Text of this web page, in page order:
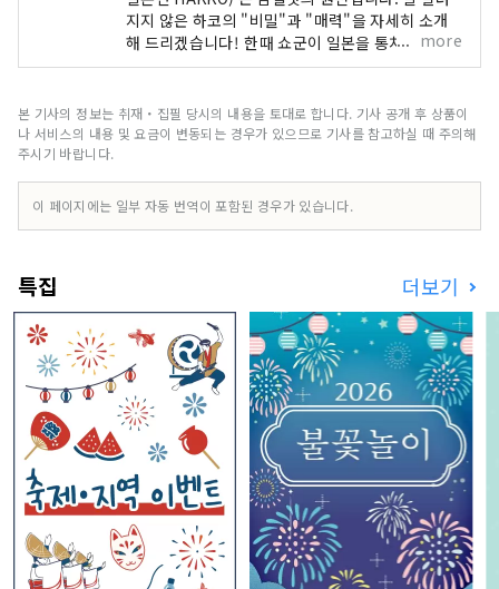
지지 않은 하코의 "비밀"과 "매력"을 자세히 소개
해 드리겠습니다! 한때 쇼군이 일본을 통치했던 나
고야 는 나고야 성과 지브리 공원으로 유명하지만,
부한 음식 문화의 보고입니다. ■ HAKKO 란 무엇
인가요? HAKKO 기술은 일본 요리의 맛을 결정짓
케 제조에도 중요한 역할을 합니다. ■ 나고야 는 어
떤 곳인가요? 일본 중부에 위치한 나고야 항공 및 육
로 교통의 중심지입니다. 나고야의 축복받은 자연환
터 사케, 식초, 된장, 간장 등의 양조 산업이 번성해
온 아름다운 지역입니다. 도쿠가와 이에야스의 출생
지인 니시미카와는 '하초 된장'과 '백간장'과 같은
독특한 발효 조미료의 역사를 자랑합니다.
more
본 기사의 정보는 취재・집필 당시의 내용을 토대로 합니다. 기사 공개 후 상품이
나 서비스의 내용 및 요금이 변동되는 경우가 있으므로 기사를 참고하실 때 주의해
주시기 바랍니다.
이 페이지에는 일부 자동 번역이 포함된 경우가 있습니다.
특집 더보기